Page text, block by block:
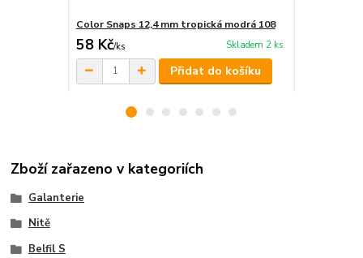
Color Snaps 12,4 mm tropická modrá 108
58 Kč/ks Skladem 2 ks
Přidat do košíku
Zboží zařazeno v kategoriích
Galanterie
Nitě
Belfil S